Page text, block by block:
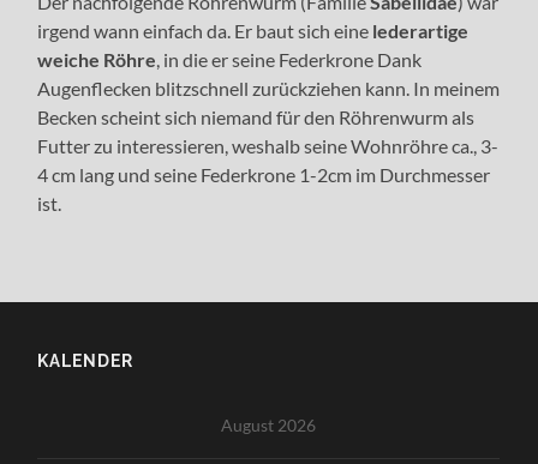
irgend wann einfach da. Er baut sich eine lederartige
weiche Röhre , in die er seine Federkrone Dank
Augenflecken blitzschnell zurückziehen kann. In meinem
Becken scheint sich niemand für den Röhrenwurm als
Futter zu interessieren, weshalb seine Wohnröhre ca., 3-
4 cm lang und seine Federkrone 1-2cm im Durchmesser
ist.
KALENDER
August 2026